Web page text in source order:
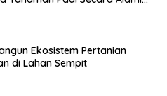
Ekosistem Pertanian
di Lahan Sempit